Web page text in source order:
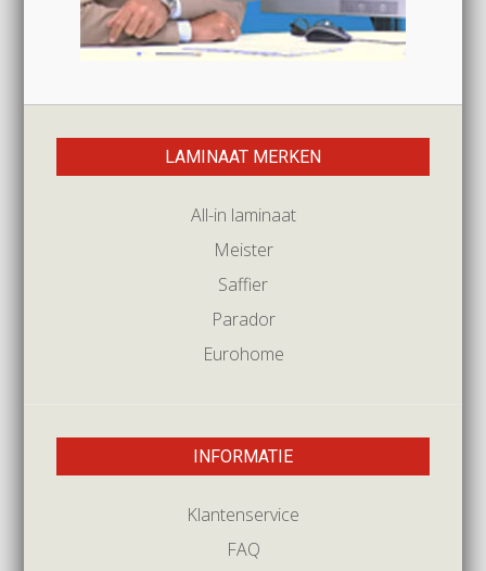
LAMINAAT MERKEN
All-in laminaat
Meister
Saffier
Parador
Eurohome
INFORMATIE
Klantenservice
FAQ